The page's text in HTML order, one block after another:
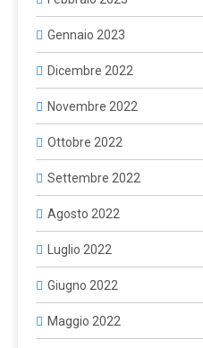
Gennaio 2023
Dicembre 2022
Novembre 2022
Ottobre 2022
Settembre 2022
Agosto 2022
Luglio 2022
Giugno 2022
Maggio 2022